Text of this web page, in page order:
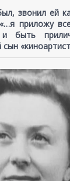
звонил ей
приложу
быть